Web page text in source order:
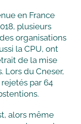
en France
plusieurs
organisations
la CPU, ont
de la mise
du Cneser,
par 64
alors même